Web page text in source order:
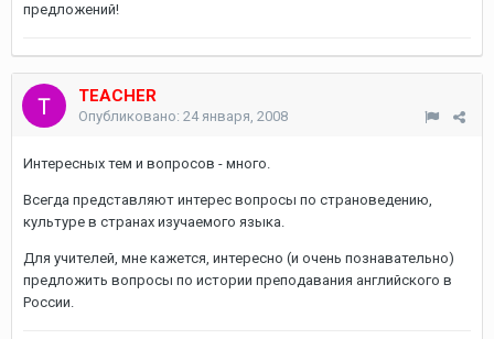
предложений!
TEACHER
Опубликовано: 24 января, 2008
Интересных тем и вопросов - много.
Всегда представляют интерес вопросы по страноведению,
культуре в странах изучаемого языка.
Для учителей, мне кажется, интересно (и очень познавательно)
предложить вопросы по истории преподавания английского в
России.